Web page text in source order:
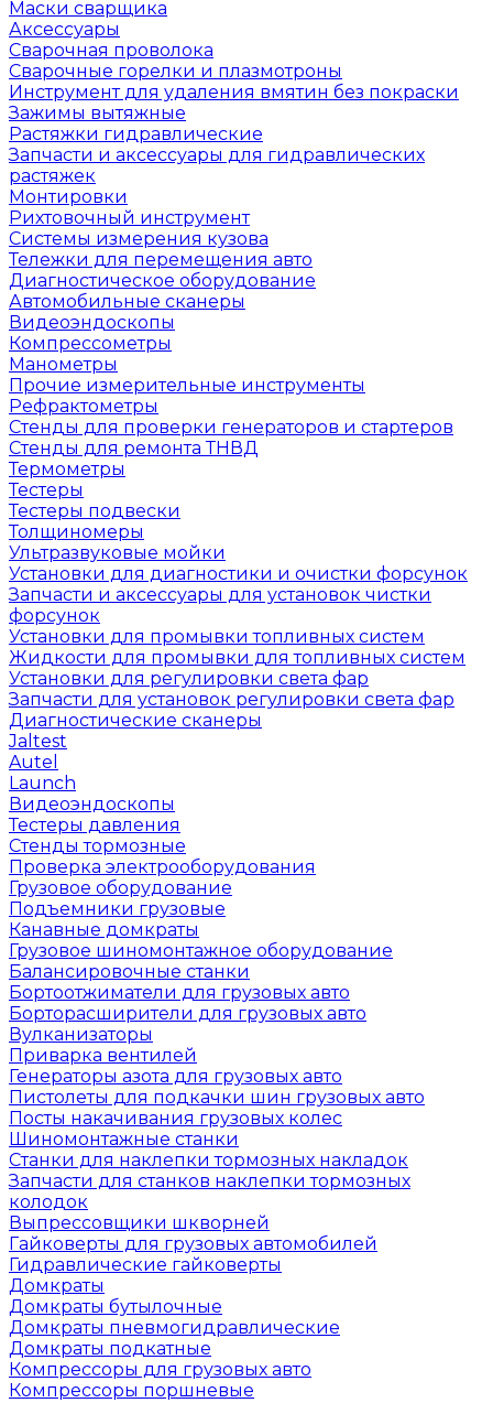
Маски сварщика
Аксессуары
Сварочная проволока
Сварочные горелки и плазмотроны
Инструмент для удаления вмятин без покраски
Зажимы вытяжные
Растяжки гидравлические
Запчасти и аксессуары для гидравлических
растяжек
Монтировки
Рихтовочный инструмент
Системы измерения кузова
Тележки для перемещения авто
Диагностическое оборудование
Автомобильные сканеры
Видеоэндоскопы
Компрессометры
Манометры
Прочие измерительные инструменты
Рефрактометры
Стенды для проверки генераторов и стартеров
Стенды для ремонта ТНВД
Термометры
Тестеры
Тестеры подвески
Толщиномеры
Ультразвуковые мойки
Установки для диагностики и очистки форсунок
Запчасти и аксессуары для установок чистки
форсунок
Установки для промывки топливных систем
Жидкости для промывки для топливных систем
Установки для регулировки света фар
Запчасти для установок регулировки света фар
Диагностические сканеры
Jaltest
Autel
Launch
Видеоэндоскопы
Тестеры давления
Стенды тормозные
Проверка электрооборудования
Грузовое оборудование
Подъемники грузовые
Канавные домкраты
Грузовое шиномонтажное оборудование
Балансировочные станки
Бортоотжиматели для грузовых авто
Борторасширители для грузовых авто
Вулканизаторы
Приварка вентилей
Генераторы азота для грузовых авто
Пистолеты для подкачки шин грузовых авто
Посты накачивания грузовых колес
Шиномонтажные станки
Станки для наклепки тормозных накладок
Запчасти для станков наклепки тормозных
колодок
Выпрессовщики шкворней
Гайковерты для грузовых автомобилей
Гидравлические гайковерты
Домкраты
Домкраты бутылочные
Домкраты пневмогидравлические
Домкраты подкатные
Компрессоры для грузовых авто
Компрессоры поршневые